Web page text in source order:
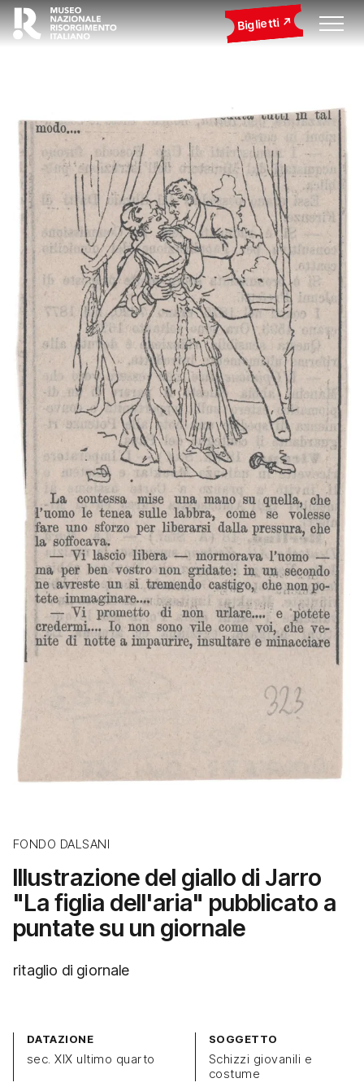
Biglietti
FONDO DALSANI
Illustrazione del giallo di Jarro
"La figlia dell'aria" pubblicato a
puntate su un giornale
ritaglio di giornale
DATAZIONE
sec. XIX ultimo quarto
SOGGETTO
Schizzi giovanili e
costume